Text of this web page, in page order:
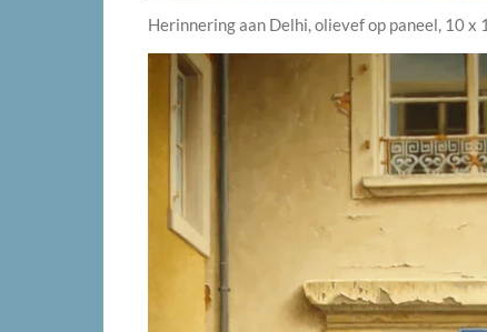
Herinnering aan Delhi, olievef op paneel, 10 x